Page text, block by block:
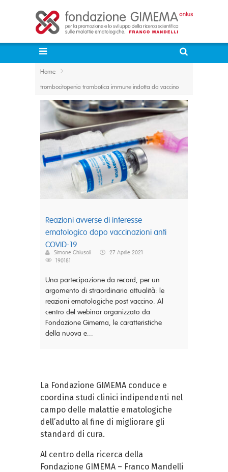
Home
trombocitopenia trombotica immune indotta da vaccino
Reazioni avverse di interesse
ematologico dopo vaccinazioni anti
COVID-19
Simone Chiusoli
27 Aprile 2021
190181
Una partecipazione da record, per un
argomento di straordinaria attualità: le
reazioni ematologiche post vaccino. Al
centro del webinar organizzato da
Fondazione Gimema, le caratteristiche
della nuova e...
La Fondazione GIMEMA conduce e
coordina studi clinici indipendenti nel
campo delle malattie ematologiche
dell’adulto al fine di migliorare gli
standard di cura.
Al centro della ricerca della
Fondazione GIMEMA – Franco Mandelli